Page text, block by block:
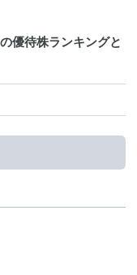
優待株ランキングと